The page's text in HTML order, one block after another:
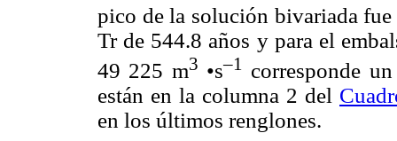
pico de la solución bivariada fue
Tr de 544.8 años y para el
49 225 m3 •s–1
corresponde
están en la columna 2 del
en los últimos renglones.